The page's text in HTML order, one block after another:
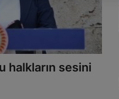
halkların sesini